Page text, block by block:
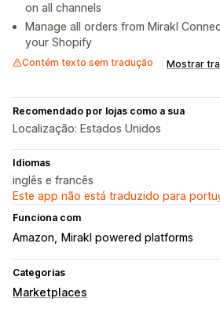
on all channels
Manage all orders from Mirakl
your Shopify
Contém texto sem tradução Mostrar
Recomendado por lojas como a sua
Localização: Estados Unidos
Idiomas
inglês e francês
Este app não está traduzido para
Funciona com
Amazon Mirakl powered platforms
Categorias
Marketplaces